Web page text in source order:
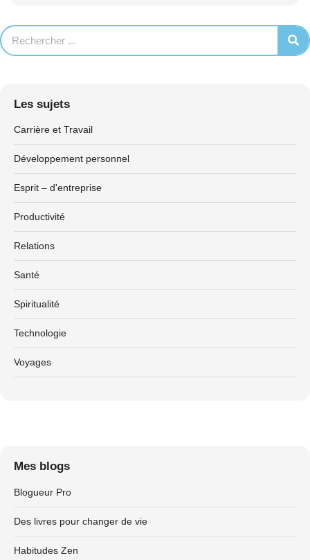
Les sujets
Carrière et Travail
Développement personnel
Esprit – d'entreprise
Productivité
Relations
Santé
Spiritualité
Technologie
Voyages
Mes blogs
Blogueur Pro
Des livres pour changer de vie
Habitudes Zen